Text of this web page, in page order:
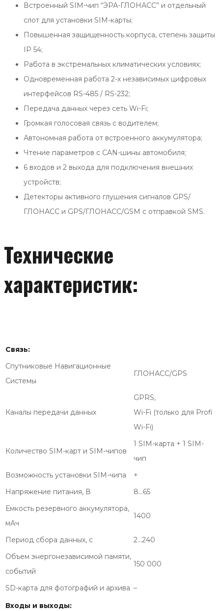
Встроенный SIM-чип “ЭРА-ГЛОНАСС” и отдельный
слот для установки SIM-карты;
Повышенная защищенность корпуса, степень защиты
IP 54;
Работа в экстремальных климатических условиях;
Одновременная работа 2-х независимых цифровых
интерфейсов RS-485 / RS-232;
Передача данных через сеть Wi-Fi;
Громкая голосовая связь с водителем;
Автономная работа от встроенного аккумулятора;
Чтение параметров с CAN-шины автомобиля;
6 входов и 2 выхода для подключения внешних
устройств;
Детекторы активного глушения сигналов GPS/
ГЛОНАСС и GPS/ГЛОНАСС/GSM с отправкой SMS.
Технические
характеристик:
Связь:
Спутниковые Навигационные
Системы
ГЛОНАСС/GPS
Каналы передачи данных
GPRS,
Wi-Fi (только для Profi
Wi-Fi)
Количество SIM-карт и SIM-чипов
1 SIM-карта + 1 SIM-
чип
Возможность установки SIM-чипа
+
Напряжение питания, В
8…65
Емкость резервного аккумулятора,
мАч
1400
Период сбора данных, с
2…240
Объем энергонезависимой памяти,
событий
150 000
SD-карта для фотографий и архива –
Входы и выходы: